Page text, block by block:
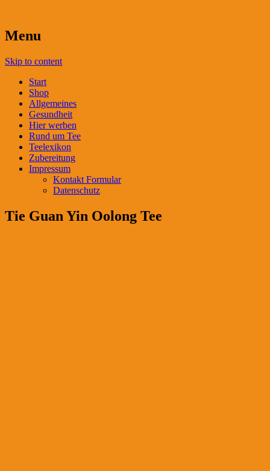
Menu
Skip to content
Start
Shop
Allgemeines
Gesundheit
Hier werben
Rund um Tee
Teelexikon
Zubereitung
Impressum
Kontakt Formular
Datenschutz
Tie Guan Yin Oolong Tee